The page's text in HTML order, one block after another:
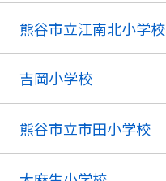
熊谷市立江南北小学校
吉岡小学校
熊谷市立市田小学校